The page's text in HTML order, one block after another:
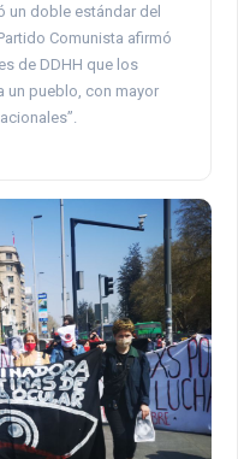
un doble estándar del
Comunista afirmó
de DDHH que los
un pueblo, con mayor